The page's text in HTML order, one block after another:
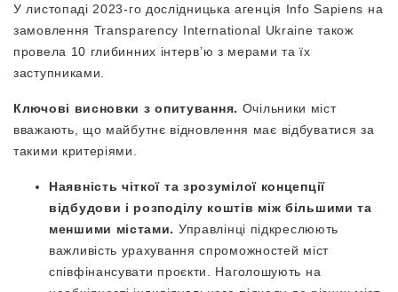
У листопаді 2023-го дослідницька агенція Info Sapiens на
замовлення Transparency International Ukraine також
провела 10 глибинних інтерв’ю з мерами та їх
заступниками.
Ключові висновки з опитування. Очільники міст
вважають, що майбутнє відновлення має відбуватися за
такими критеріями.
Наявність чіткої та зрозумілої концепції
відбудови і розподілу коштів між більшими та
меншими містами. Управлінці підкреслюють
важливість урахування спроможностей міст
співфінансувати проєкти. Наголошують на